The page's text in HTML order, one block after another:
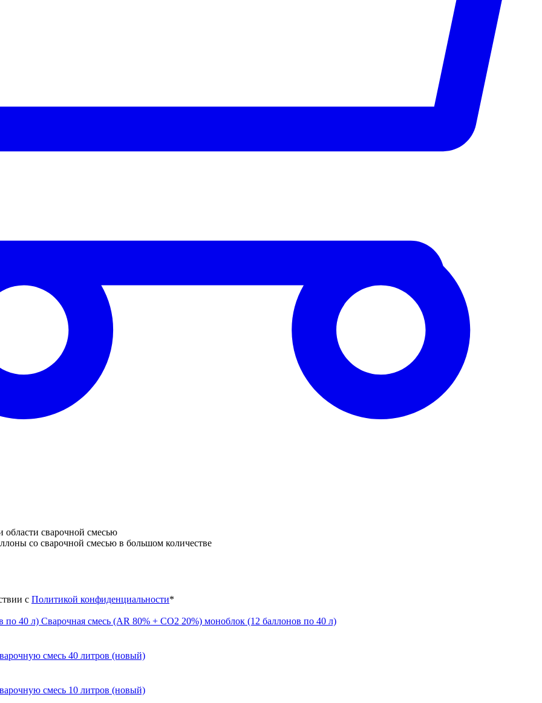
сварочной смесью
со сварочной смесью в большом количестве
с Политикой конфиденциальности*
Сварочная смесь (AR 80% + CO2 20%) моноблок (12 баллонов по 40 л)
смесь 40 литров (новый)
смесь 10 литров (новый)